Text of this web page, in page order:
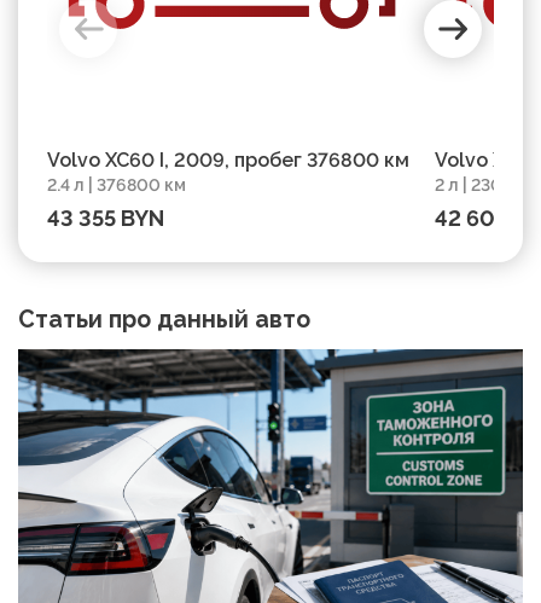
Volvo XC60 I, 2009, пробег 376800 км
2.4 л | 376800 км
43 355 BYN
Volvo
2 л |
42 608
Статьи про данный авто